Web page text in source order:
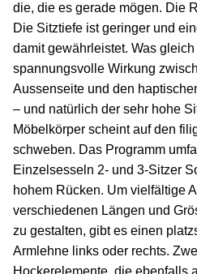
die, die es gerade mögen. Die
Die Sitztiefe ist geringer und
damit gewährleistet. Was
spannungsvolle Wirkung
Aussenseite und den
– und natürlich der sehr hohe
Möbelkörper scheint auf den
schweben. Das Programm
Einzelsesseln 2- und 3-Sitzer
hohem Rücken. Um vielfältige
verschiedenen Längen und
zu gestalten, gibt es einen
Armlehne links oder rechts.
Hockerelemente, die ebenfalls